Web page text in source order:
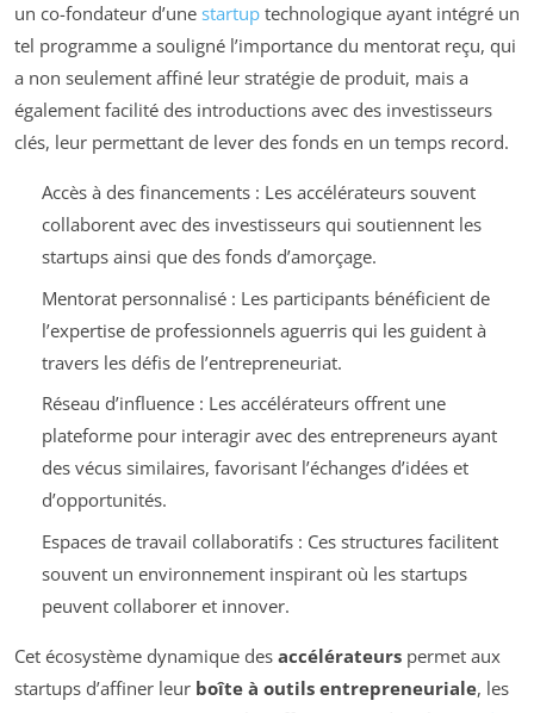
un co-fondateur d’une startup technologique ayant intégré un
tel programme a souligné l’importance du mentorat reçu, qui
a non seulement affiné leur stratégie de produit, mais a
également facilité des introductions avec des investisseurs
clés, leur permettant de lever des fonds en un temps record.
Accès à des financements : Les accélérateurs souvent
collaborent avec des investisseurs qui soutiennent les
startups ainsi que des fonds d’amorçage.
Mentorat personnalisé : Les participants bénéficient de
l’expertise de professionnels aguerris qui les guident à
travers les défis de l’entrepreneuriat.
Réseau d’influence : Les accélérateurs offrent une
plateforme pour interagir avec des entrepreneurs ayant
des vécus similaires, favorisant l’échanges d’idées et
d’opportunités.
Espaces de travail collaboratifs : Ces structures facilitent
souvent un environnement inspirant où les startups
peuvent collaborer et innover.
Cet écosystème dynamique des accélérateurs permet aux
startups d’affiner leur boîte à outils entrepreneuriale, les